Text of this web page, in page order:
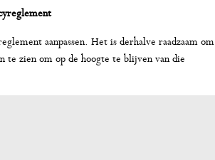
aanpassen. Het is derhalve raadzaam om
te zien om op de hoogte te blijven van die